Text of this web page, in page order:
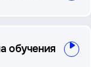
обучения